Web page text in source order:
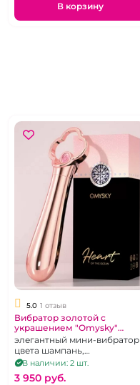
В корзину
5.0 1 отзыв
Вибратор золотой с
украшением "Omysky"
перезаряжаемый
элегантный мини-вибратор
цвета шампань,
перезаряжаемый
В наличии: 2 шт.
3 950 pуб.